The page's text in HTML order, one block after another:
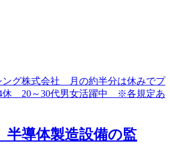
半導体製造設備の監